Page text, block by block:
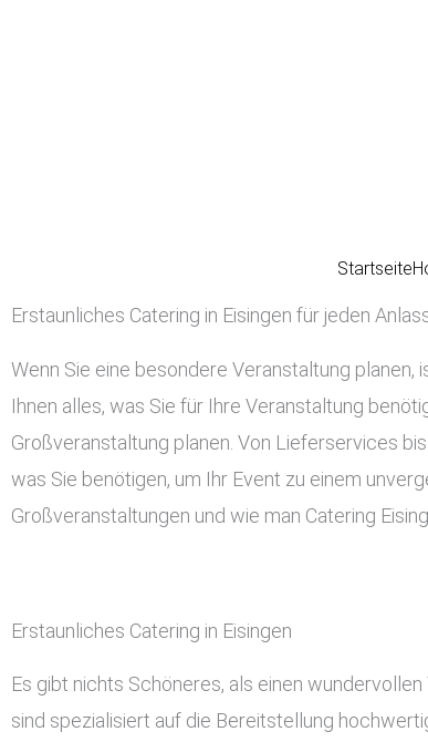
Startseite
Erstaunliches Catering in Eisingen für jeden
Wenn Sie eine besondere Veranstaltung planen,
Ihnen alles, was Sie für Ihre Veranstaltung
Großveranstaltung planen. Von Lieferservices
was Sie benötigen, um Ihr Event zu einem
Großveranstaltungen und wie man Catering
Erstaunliches Catering in Eisingen
Es gibt nichts Schöneres, als einen
sind spezialisiert auf die Bereitstellung